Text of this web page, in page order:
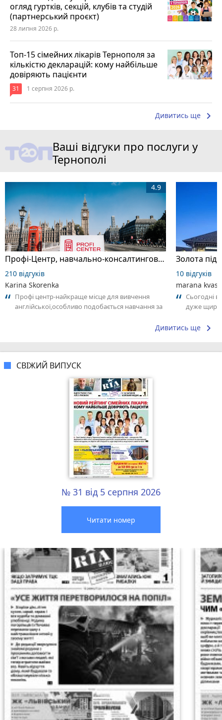
огляд гуртків, секцій, клубів та студій
(партнерський проєкт)
28 липня 2026 р.
Топ-15 сімейних лікарів Тернополя за
кількістю декларацій: кому найбільше
довіряють пацієнти
31 1 серпня 2026 р.
Дивитись ще keyboard_arrow_right
Ваші відгуки про послуги у
Тернополі
Профі-Центр, навчально-консалтингова компанія
4.9
210 відгуків
Karina Skorenka
Профі центр-найкраще місце для вивчення
англійської,особливо подобається навчання за
10 відгуків
marana
Сьогодні
дуже щира
Дивитись ще keyboard_arrow_right
СВІЖИЙ ВИПУСК
№ 31 від 5 серпня 2026
Читати номер